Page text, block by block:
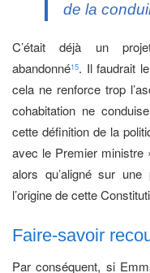
de la
C’était déjà un
abandonné15. Il faudrait
cela ne renforce trop
cohabitation ne
cette définition de la
avec le Premier ministre
alors qu’aligné sur
l’origine de cette
Faire-savoir
Par conséquent, si